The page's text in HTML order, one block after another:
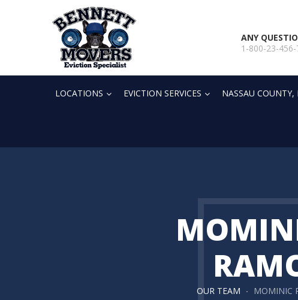
ANY
1-800-23-456-
LOCATIONS EVICTION SERVICES NASSAU COUNTY,
OUR TEAM MOMINIC